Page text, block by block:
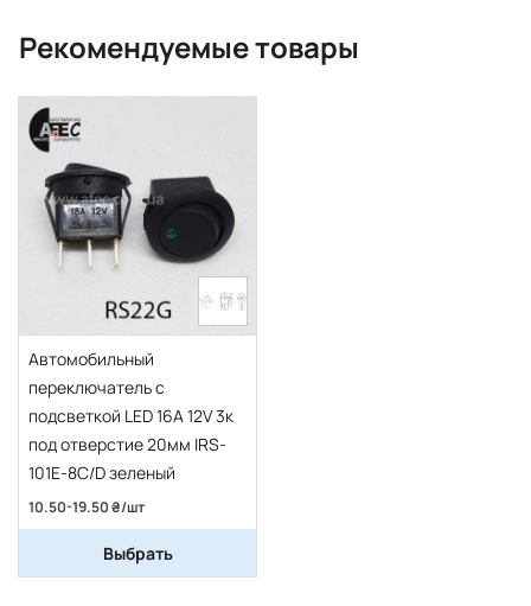
Рекомендуемые товары
Автомобильный
переключатель с
подсветкой LED 16A 12V 3к
под отверстие 20мм IRS-
101E-8C/D зеленый
10.50-19.50 ₴/шт
Выбрать